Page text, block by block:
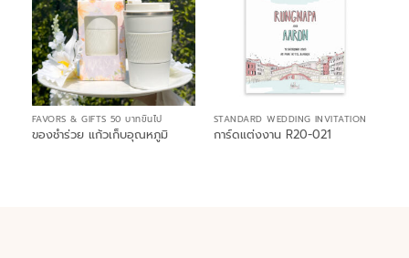
FAVORS & GIFTS 50 บาทขึ้นไป
ของชำร่วย แก้วเก็บอุณหภูมิ
STANDARD WEDDING INVITATION
การ์ดแต่งงาน R20-021